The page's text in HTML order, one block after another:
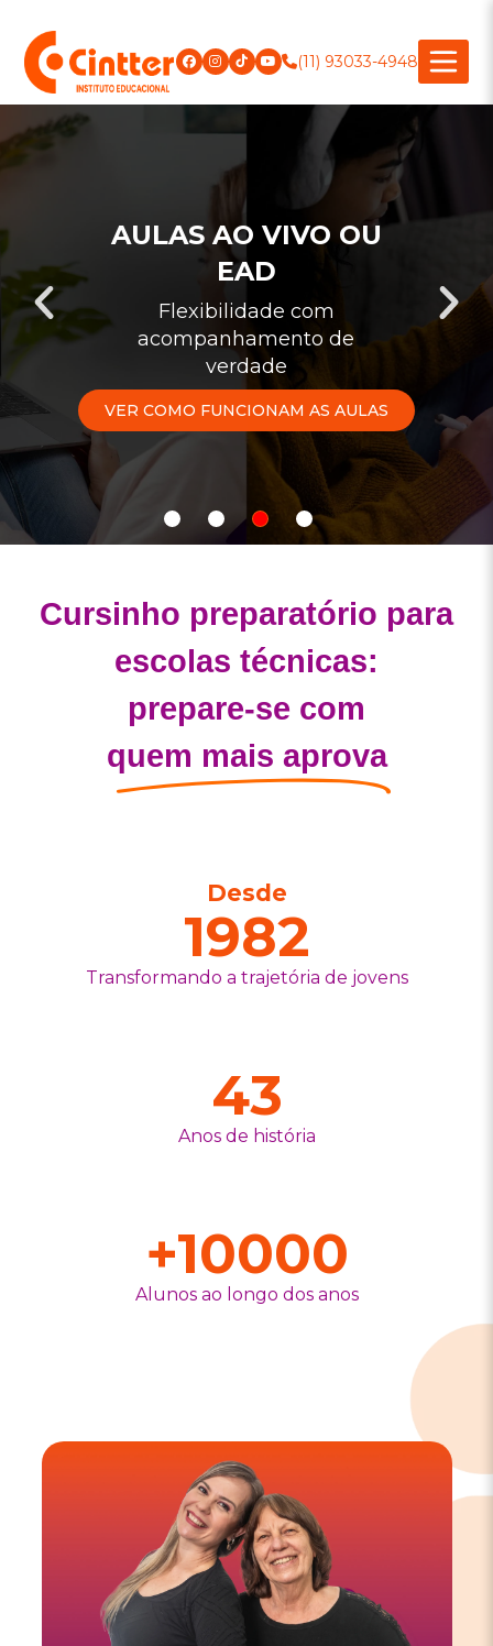
(11) 93033-4948
AULAS AO VIVO OU
EAD
Flexibilidade com
acompanhamento de
verdade
VER COMO FUNCIONAM AS AULAS
Show
Show
Cursinho preparatório para
escolas técnicas:
prepare-se com
quem mais aprova
Desde
1982
Transformando a trajetória de jovens
43
Anos de história
+10000
Alunos ao longo dos anos